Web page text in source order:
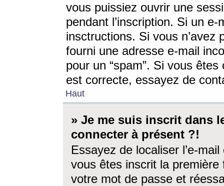
vous puissiez ouvrir une
pendant l’inscription. Si un
insctructions. Si vous n’avez
fourni une adresse e-mail
pour un “spam”. Si vous
est correcte, essayez de
Haut
» Je me suis inscrit dans
connecter à présent ?!
Essayez de localiser l’e-
vous êtes inscrit la première
votre mot de passe et